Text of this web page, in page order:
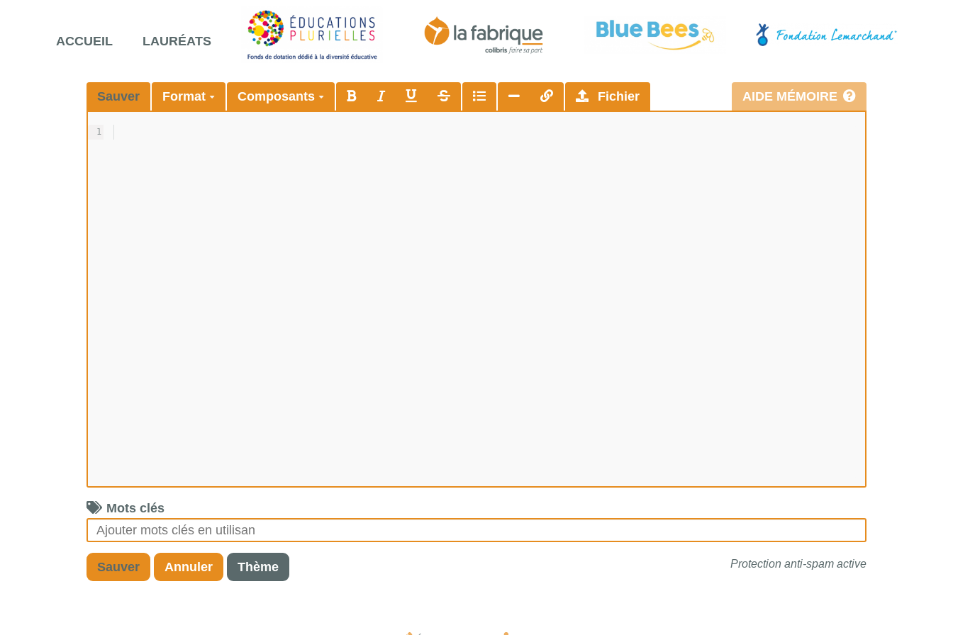
ACCUEIL LAURÉATS
Sauver Format Composants AIDE MÉMOIRE
Fichier
1
Mots clés
Sauver Annuler Thème Protection anti-spam active